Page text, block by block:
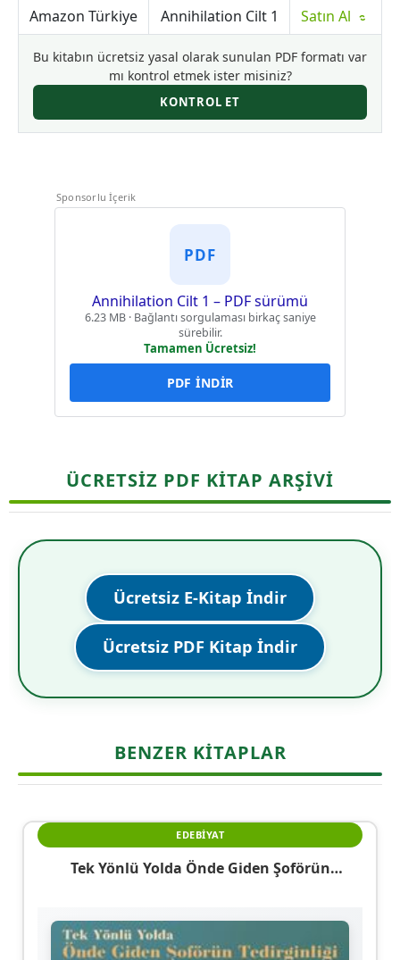
Amazon Türkiye
Annihilation Cilt 1 Satın Al
Bu kitabın ücretsiz yasal olarak sunulan PDF formatı var
mı kontrol etmek ister misiniz?
KONTROL ET
Sponsorlu İçerik
PDF
Annihilation Cilt 1 – PDF sürümü
6.23 MB · Bağlantı sorgulaması birkaç saniye
sürebilir.
Tamamen Ücretsiz!
PDF İNDİR
ÜCRETSİZ PDF KİTAP ARŞİVİ
Ücretsiz E-Kitap İndir
Ücretsiz PDF Kitap İndir
BENZER KITAPLAR
EDEBIYAT
Tek Yönlü Yolda Önde Giden Şoförün